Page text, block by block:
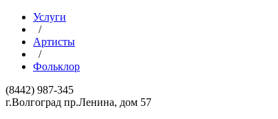
Услуги
/
Артисты
/
Фольклор
(8442) 987-345
г.Волгоград пр.Ленина, дом 57